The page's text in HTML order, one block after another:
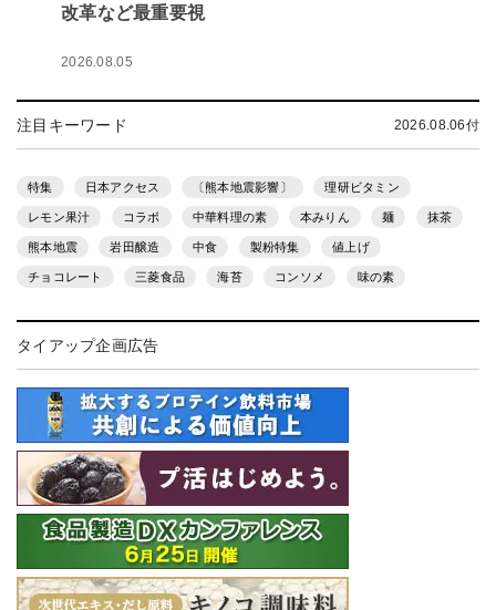
改革など最重要視
2026.08.05
注目キーワード 2026.08.06付
特集 日本アクセス 〔熊本地震影響〕 理研ビタミン
レモン果汁 コラボ 中華料理の素 本みりん 麺 抹茶
熊本地震 岩田醸造 中食 製粉特集 値上げ
チョコレート 三菱食品 海苔 コンソメ 味の素
タイアップ企画広告